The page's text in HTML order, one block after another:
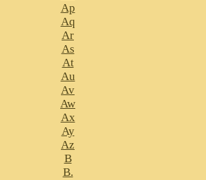
Ap
Aq
Ar
As
At
Au
Av
Aw
Ax
Ay
Az
B
B.